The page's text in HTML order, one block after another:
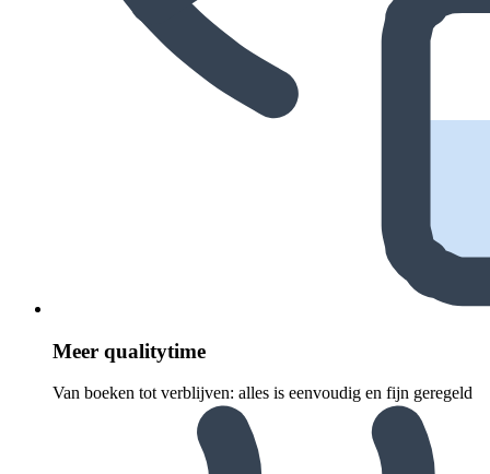
Meer quali­ty­time
Van boeken tot verblijven: alles is eenvoudig en fijn geregeld